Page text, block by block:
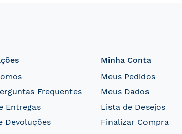
Frequentes
Entregas
Devoluções
Minha Conta
Meus Pedidos
Meus Dados
Lista de Desejos
Finalizar Compra